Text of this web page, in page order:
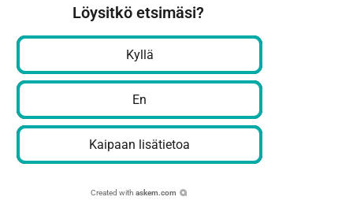
Löysitkö etsimäsi?
Kyllä
En
Kaipaan lisätietoa
Created with askem.com